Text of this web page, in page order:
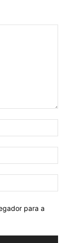
para a